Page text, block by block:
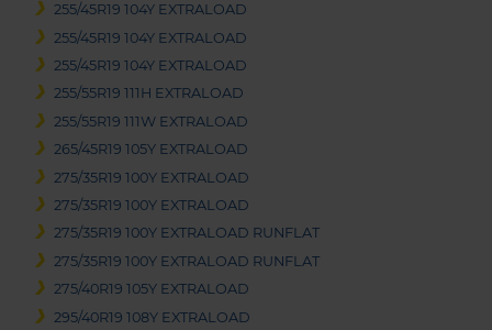
255/45R19 104Y EXTRALOAD
255/45R19 104Y EXTRALOAD
255/45R19 104Y EXTRALOAD
255/55R19 111H EXTRALOAD
255/55R19 111W EXTRALOAD
265/45R19 105Y EXTRALOAD
275/35R19 100Y EXTRALOAD
275/35R19 100Y EXTRALOAD
275/35R19 100Y EXTRALOAD RUNFLAT
275/35R19 100Y EXTRALOAD RUNFLAT
275/40R19 105Y EXTRALOAD
295/40R19 108Y EXTRALOAD